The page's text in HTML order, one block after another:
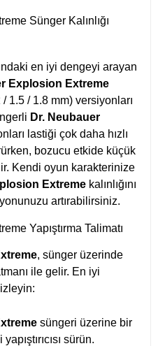
Sünger Kalınlığı
en iyi dengeyi arayan
Explosion Extreme
1.5 / 1.8 mm) versiyonları
Dr. Neubauer
lastiği çok daha hızlı
bozucu etkide küçük
Kendi oyun karakterinize
Extreme kalınlığını
artırabilirsiniz.
Yapıştırma Talimatı
, sünger üzerinde
ile gelir. En iyi
süngeri üzerine bir
sürün.